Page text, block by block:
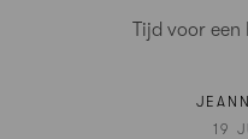
Tijd voor
19